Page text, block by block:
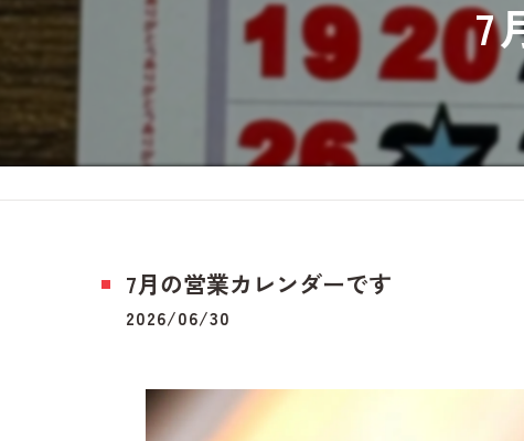
7
7月の営業カレンダーです
2026/06/30